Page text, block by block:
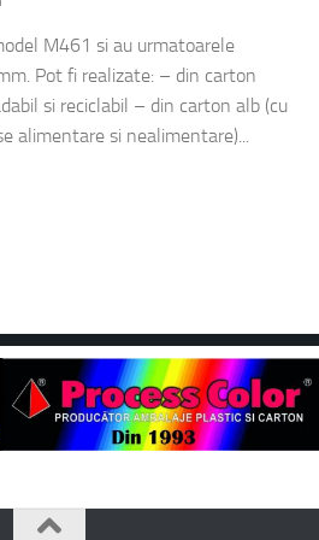
M461 si au urmatoarele
Pot fi realizate: – din carton
si reciclabil – din carton alb (cu
alimentare si nealimentare)...